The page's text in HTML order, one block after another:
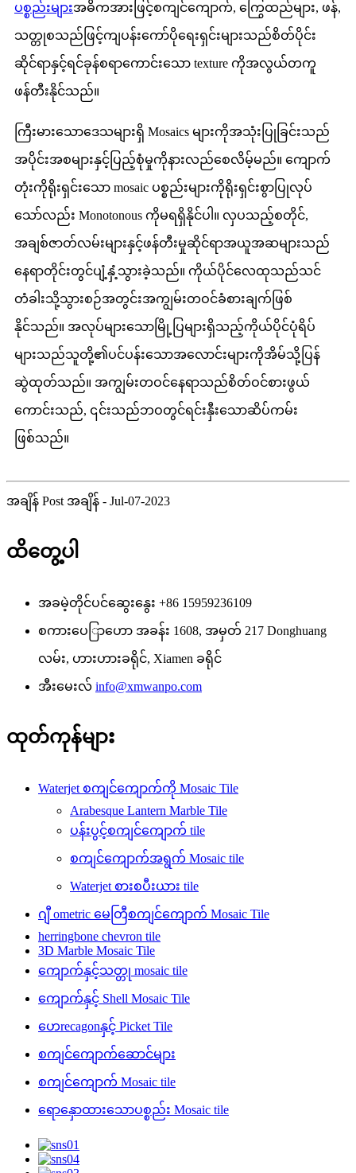
ပစ္စည်းများအဓိကအားဖြင့်စကျင်ကျောက်, ကြွေထည်များ, ဖန်,
သတ္တုစသည်ဖြင့်ကျပန်းကော်ပိုရေးရှင်းများသည်စိတ်ပိုင်း
ဆိုင်ရာနှင့်ရင်ခုန်စရာကောင်းသော texture ကိုအလွယ်တကူ
ဖန်တီးနိုင်သည်။
ကြီးမားသောဒေသများရှိ Mosaics များကိုအသုံးပြုခြင်းသည်
အပိုင်းအစများနှင့်ပြည့်စုံမှုကိုနားလည်စေလိမ့်မည်။ ကျောက်
တုံးကိုရိုးရှင်းသော mosaic ပစ္စည်းများကိုရိုးရှင်းစွာပြုလုပ်
သော်လည်း Monotonous ကိုမရရှိနိုင်ပါ။ လှပသည့်စတိုင်,
အချစ်ဇာတ်လမ်းများနှင့်ဖန်တီးမှုဆိုင်ရာအယူအဆများသည်
နေရာတိုင်းတွင်ပျံ့နှံ့သွားခဲ့သည်။ ကိုယ်ပိုင်လေထုသည်သင်
တံခါးသို့သွားစဉ်အတွင်းအကျွမ်းတဝင်ခံစားချက်ဖြစ်
နိုင်သည်။ အလုပ်များသောမြို့ပြများရှိသည့်ကိုယ်ပိုင်ပုံရိပ်
များသည်သူတို့၏ပင်ပန်းသောအလောင်းများကိုအိမ်သို့ပြန်
ဆွဲထုတ်သည်။ အကျွမ်းတဝင်နေရာသည်စိတ်ဝင်စားဖွယ်
ကောင်းသည်, ၎င်းသည်ဘဝတွင်ရင်းနှီးသောဆိပ်ကမ်း
ဖြစ်သည်။
အချိန် Post အချိန် - Jul-07-2023
ထိတွေ့ပါ
အခမဲ့တိုင်ပင်ဆွေးနွေး +86 15959236109
စကားပေြာဟော အခန်း 1608, အမှတ် 217 Donghuang
လမ်း, ဟားဟားခရိုင်, Xiamen ခရိုင်
အီးမေးလ် info@xmwanpo.com
ထုတ်ကုန်များ
Waterjet စကျင်ကျောက်ကို Mosaic Tile
Arabesque Lantern Marble Tile
ပန်းပွင့်စကျင်ကျောက် tile
စကျင်ကျောက်အရွက် Mosaic tile
Waterjet စားစပီးယား tile
ဂျီ ometric မေတြီစကျင်ကျောက် Mosaic Tile
herringbone chevron tile
3D Marble Mosaic Tile
ကျောက်နှင့်သတ္တု mosaic tile
ကျောက်နှင့် Shell Mosaic Tile
ဟေrecagonနှင့် Picket Tile
စကျင်ကျောက်ဆောင်များ
စကျင်ကျောက် Mosaic tile
ရောနှောထားသောပစ္စည်း Mosaic tile